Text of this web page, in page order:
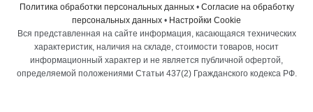
Политика обработки персональных данных• Согласие на обработку
персональных данных • Настройки Cookie
Вся представленная на сайте информация, касающаяся технических
характеристик, наличия на складе, стоимости товаров, носит
информационный характер и не является публичной офертой,
определяемой положениями Статьи 437(2) Гражданского кодекса РФ.